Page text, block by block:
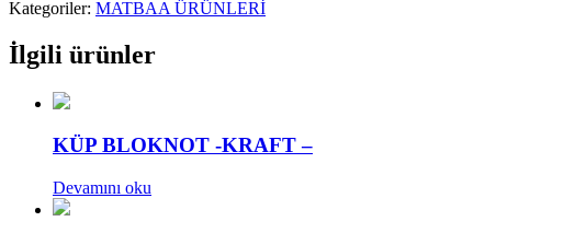
Kategoriler: MATBAA ÜRÜNLERİ
İlgili ürünler
KÜP BLOKNOT -KRAFT –
Devamını oku